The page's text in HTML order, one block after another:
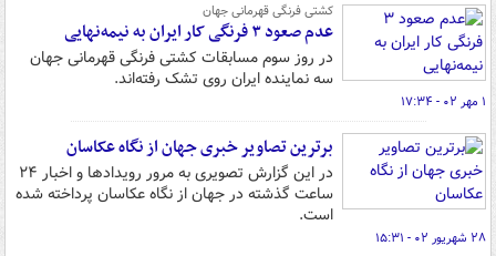
کشتی فرنگی قهرمانی جهان
عدم صعود ۳ فرنگی کار ایران به نیمه‌نهایی
در روز سوم مسابقات کشتی فرنگی قهرمانی جهان
سه نماینده ایران روی تشک رفته‌اند.
۱ مهر ۰۲ - ۱۷:۳۴
برترین تصاویر خبری جهان از نگاه عکاسان
در این گزارش تصویری به مرور رویدادها و اخبار ۲۴
ساعت گذشته در جهان از نگاه عکاسان پرداخته شده
است.
۲۸ شهریور ۰۲ - ۱۵:۳۱